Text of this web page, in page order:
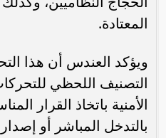
المعتادة.
ويؤكد العندس أن هذا
التصنيف اللحظي
الأمنية باتخاذ القرار
بالتدخل المباشر أو